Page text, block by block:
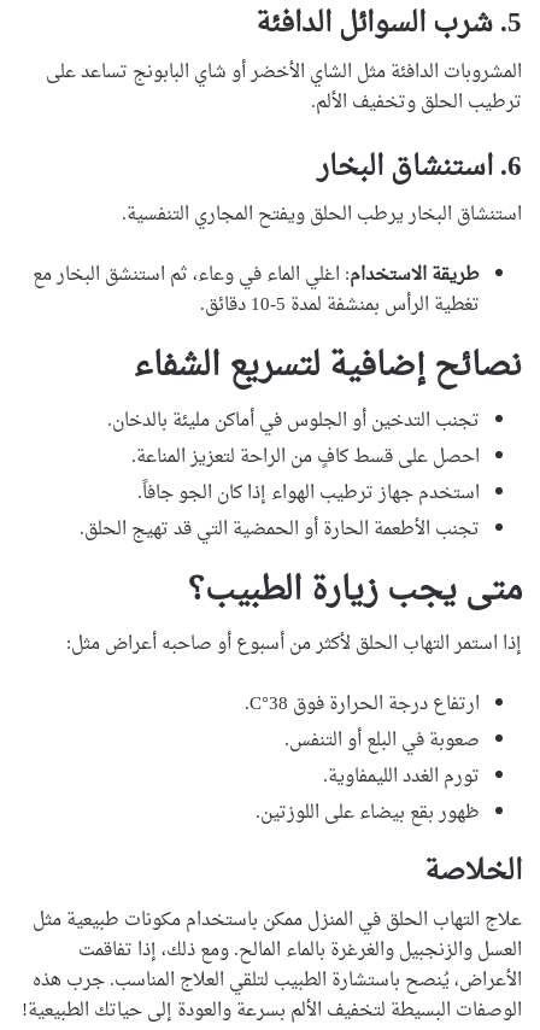
5. شرب السوائل الدافئة
المشروبات الدافئة مثل الشاي الأخضر أو شاي البابونج تساعد على
ترطيب الحلق وتخفيف الألم.
6. استنشاق البخار
استنشاق البخار يرطب الحلق ويفتح المجاري التنفسية.
طريقة الاستخدام: اغلي الماء في وعاء، ثم استنشق البخار مع
تغطية الرأس بمنشفة لمدة 5-10 دقائق.
نصائح إضافية لتسريع الشفاء
تجنب التدخين أو الجلوس في أماكن مليئة بالدخان.
احصل على قسط كافٍ من الراحة لتعزيز المناعة.
استخدم جهاز ترطيب الهواء إذا كان الجو جافاً.
تجنب الأطعمة الحارة أو الحمضية التي قد تهيج الحلق.
متى يجب زيارة الطبيب؟
إذا استمر التهاب الحلق لأكثر من أسبوع أو صاحبه أعراض مثل:
ارتفاع درجة الحرارة فوق 38°C.
صعوبة في البلع أو التنفس.
تورم الغدد الليمفاوية.
ظهور بقع بيضاء على اللوزتين.
الخلاصة
علاج التهاب الحلق في المنزل ممكن باستخدام مكونات طبيعية مثل
العسل والزنجبيل والغرغرة بالماء المالح. ومع ذلك، إذا تفاقمت
الأعراض، يُنصح باستشارة الطبيب لتلقي العلاج المناسب. جرب هذه
الوصفات البسيطة لتخفيف الألم بسرعة والعودة إلى حياتك الطبيعية!